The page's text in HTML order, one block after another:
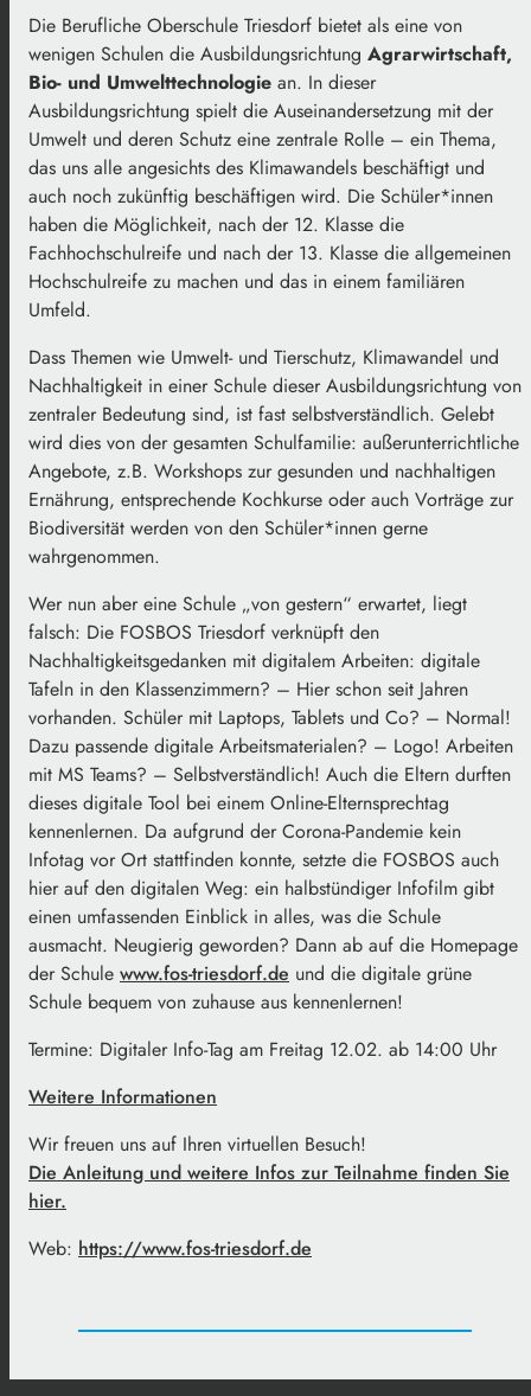
Die Berufliche Oberschule Triesdorf bietet als eine von
wenigen Schulen die Ausbildungsrichtung Agrarwirtschaft,
Bio- und Umwelttechnologie an. In dieser
Ausbildungsrichtung spielt die Auseinandersetzung mit der
Umwelt und deren Schutz eine zentrale Rolle – ein Thema,
das uns alle angesichts des Klimawandels beschäftigt und
auch noch zukünftig beschäftigen wird. Die Schüler*innen
haben die Möglichkeit, nach der 12. Klasse die
Fachhochschulreife und nach der 13. Klasse die allgemeinen
Hochschulreife zu machen und das in einem familiären
Umfeld.
Dass Themen wie Umwelt- und Tierschutz, Klimawandel und
Nachhaltigkeit in einer Schule dieser Ausbildungsrichtung von
zentraler Bedeutung sind, ist fast selbstverständlich. Gelebt
wird dies von der gesamten Schulfamilie: außerunterrichtliche
Angebote, z.B. Workshops zur gesunden und nachhaltigen
Ernährung, entsprechende Kochkurse oder auch Vorträge zur
Biodiversität werden von den Schüler*innen gerne
wahrgenommen.
Wer nun aber eine Schule „von gestern“ erwartet, liegt
falsch: Die FOSBOS Triesdorf verknüpft den
Nachhaltigkeitsgedanken mit digitalem Arbeiten: digitale
Tafeln in den Klassenzimmern? – Hier schon seit Jahren
vorhanden. Schüler mit Laptops, Tablets und Co? – Normal!
Dazu passende digitale Arbeitsmaterialen? – Logo! Arbeiten
mit MS Teams? – Selbstverständlich! Auch die Eltern durften
dieses digitale Tool bei einem Online-Elternsprechtag
kennenlernen. Da aufgrund der Corona-Pandemie kein
Infotag vor Ort stattfinden konnte, setzte die FOSBOS auch
hier auf den digitalen Weg: ein halbstündiger Infofilm gibt
einen umfassenden Einblick in alles, was die Schule
ausmacht. Neugierig geworden? Dann ab auf die Homepage
der Schule www.fos-triesdorf.de und die digitale grüne
Schule bequem von zuhause aus kennenlernen!
Termine: Digitaler Info-Tag am Freitag 12.02. ab 14:00 Uhr
Weitere Informationen
Wir freuen uns auf Ihren virtuellen Besuch!
Die Anleitung und weitere Infos zur Teilnahme finden Sie
hier.
Web: https://www.fos-triesdorf.de